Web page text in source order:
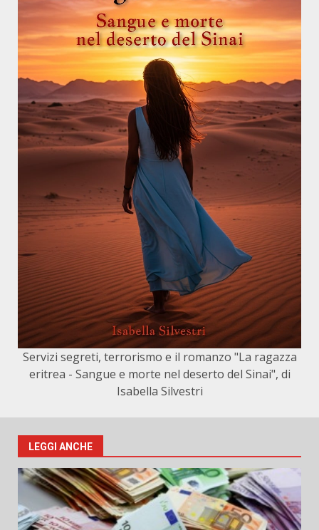
Servizi segreti, terrorismo e il romanzo "La ragazza
eritrea - Sangue e morte nel deserto del Sinai", di
Isabella Silvestri
LEGGI ANCHE